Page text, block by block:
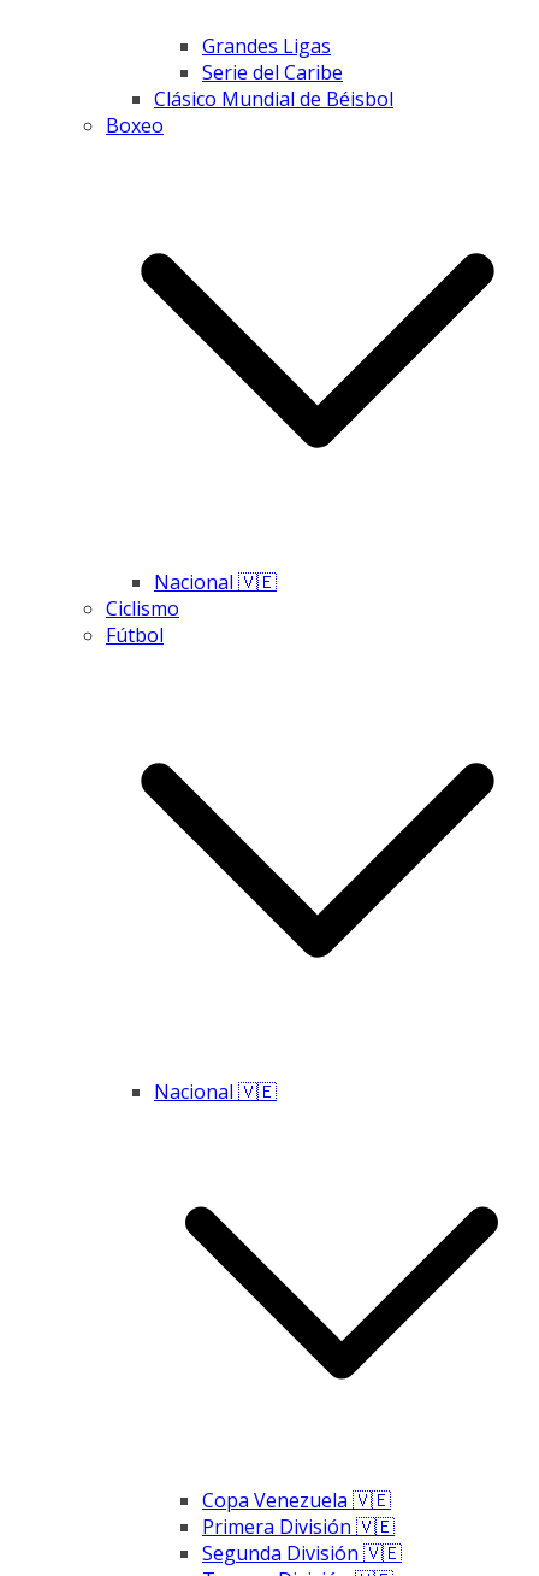
Grandes Ligas
Serie del Caribe
Clásico Mundial de Béisbol
Boxeo
Nacional 🇻🇪
Ciclismo
Fútbol
Nacional 🇻🇪
Copa Venezuela 🇻🇪
Primera División 🇻🇪
Segunda División 🇻🇪